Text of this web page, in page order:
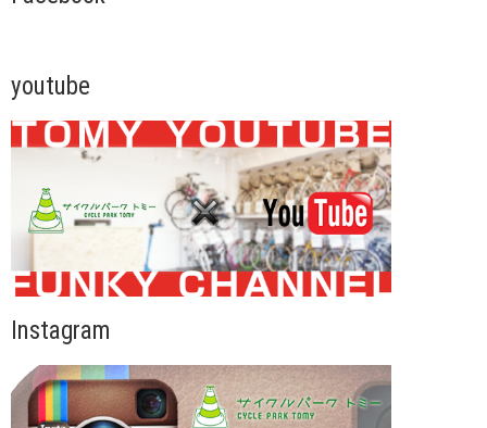
youtube
Instagram